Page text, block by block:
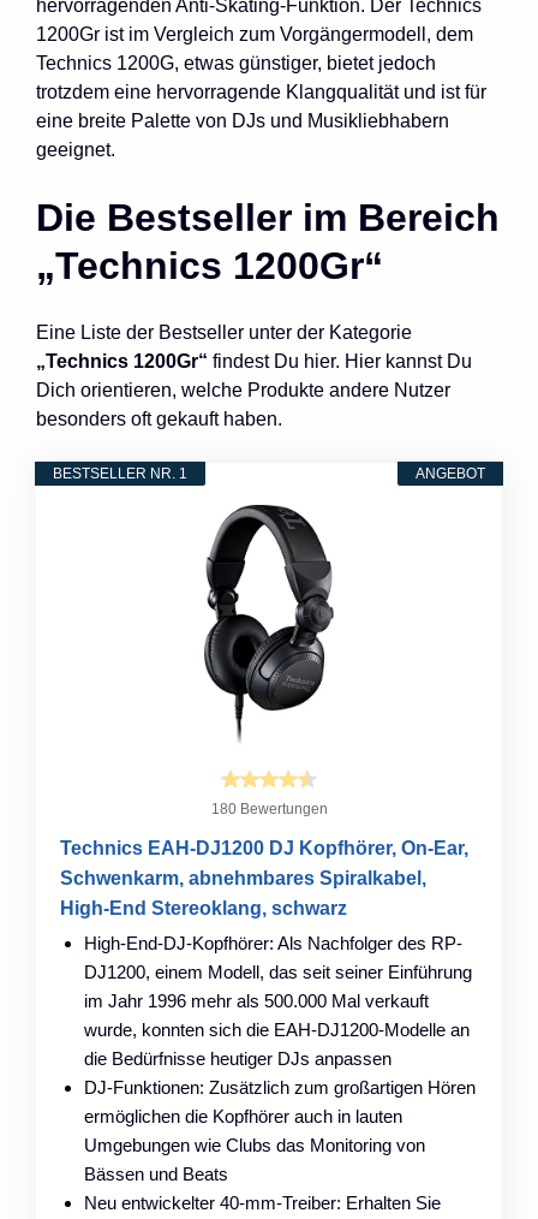
hervorragenden Anti-Skating-Funktion. Der Technics
1200Gr ist im Vergleich zum Vorgängermodell, dem
Technics 1200G, etwas günstiger, bietet jedoch
trotzdem eine hervorragende Klangqualität und ist für
eine breite Palette von DJs und Musikliebhabern
geeignet.
Die Bestseller im Bereich
„Technics 1200Gr“
Eine Liste der Bestseller unter der Kategorie
„Technics 1200Gr“ findest Du hier. Hier kannst Du
Dich orientieren, welche Produkte andere Nutzer
besonders oft gekauft haben.
ANGEBOT
BESTSELLER NR. 1
180 Bewertungen
Technics EAH-DJ1200 DJ Kopfhörer, On-Ear,
Schwenkarm, abnehmbares Spiralkabel,
High-End Stereoklang, schwarz
High-End-DJ-Kopfhörer: Als Nachfolger des RP-
DJ1200, einem Modell, das seit seiner Einführung
im Jahr 1996 mehr als 500.000 Mal verkauft
wurde, konnten sich die EAH-DJ1200-Modelle an
die Bedürfnisse heutiger DJs anpassen
DJ-Funktionen: Zusätzlich zum großartigen Hören
ermöglichen die Kopfhörer auch in lauten
Umgebungen wie Clubs das Monitoring von
Bässen und Beats
Neu entwickelter 40-mm-Treiber: Erhalten Sie